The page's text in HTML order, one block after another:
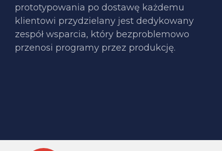
prototypowania po dostawę każdemu
klientowi przydzielany jest dedykowany
zespół wsparcia, który bezproblemowo
przenosi programy przez produkcję.